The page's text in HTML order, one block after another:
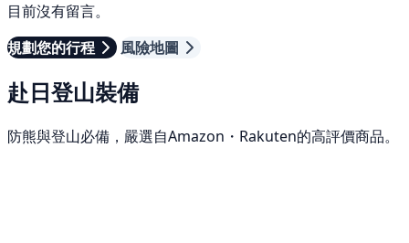
目前沒有留言。
規劃您的行程
風險地圖
赴日登山裝備
防熊與登山必備，嚴選自Amazon・Rakuten的高評價商品。